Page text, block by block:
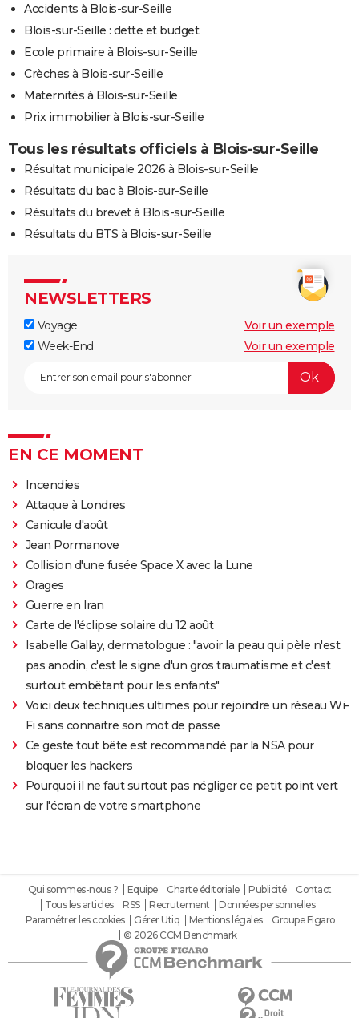
Accidents à Blois-sur-Seille
Blois-sur-Seille : dette et budget
Ecole primaire à Blois-sur-Seille
Crèches à Blois-sur-Seille
Maternités à Blois-sur-Seille
Prix immobilier à Blois-sur-Seille
Tous les résultats officiels à Blois-sur-Seille
Résultat municipale 2026 à Blois-sur-Seille
Résultats du bac à Blois-sur-Seille
Résultats du brevet à Blois-sur-Seille
Résultats du BTS à Blois-sur-Seille
NEWSLETTERS
Voyage
Voir un exemple
Week-End
Voir un exemple
EN CE MOMENT
Incendies
Attaque à Londres
Canicule d'août
Jean Pormanove
Collision d'une fusée Space X avec la Lune
Orages
Guerre en Iran
Carte de l'éclipse solaire du 12 août
Isabelle Gallay, dermatologue : "avoir la peau qui pèle n'est
pas anodin, c'est le signe d'un gros traumatisme et c'est
surtout embêtant pour les enfants"
Voici deux techniques ultimes pour rejoindre un réseau Wi-
Fi sans connaitre son mot de passe
Ce geste tout bête est recommandé par la NSA pour
bloquer les hackers
Pourquoi il ne faut surtout pas négliger ce petit point vert
sur l'écran de votre smartphone
Qui sommes-nous ? Equipe Charte éditoriale Publicité
Contact
Tous les articles
RSS Recrutement
Données personnelles
Paramétrer les cookies
Gérer Utiq Mentions légales
Groupe Figaro
© 2026 CCM Benchmark